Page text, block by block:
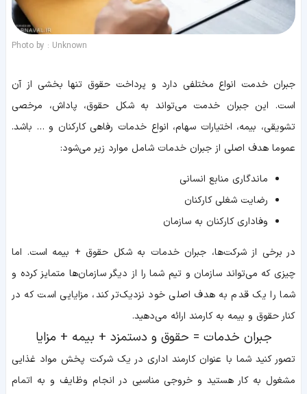
Photo by : Unknown
جبران خدمت انواع مختلفی دارد و پرداخت حقوق تنها بخشی از آن
است. این جبران خدمت می‌تواند به شکل حقوق، پاداش، مرخصی
تشویقی، بیمه، اختیارات سهام، انواع خدمات رفاهی کارکنان و … باشد.
عموما هدف اصلی از جبران خدمات شامل موارد زیر می‌شود:
ماندگاری منابع انسانی
رضایت شغلی کارکنان
وفاداری کارکنان به سازمان
در برخی از شرکت‌ها، جبران خدمات به شکل حقوق + بیمه است. اما
چیزی که می‌تواند سازمان و تیم شما را از دیگر سازمان‌ها متمایز کرده و
شما را یک قدم به هدف اصلی خود نزدیک‌تر کند، مزایایی است که در
کنار حقوق و بیمه به کارمند ارائه می‌دهید.
جبران خدمات = حقوق و دستمزد + بیمه + مزایا
تصور کنید شما با عنوان کارمند اداری در یک شرکت پخش مواد غذایی
مشغول به کار هستید و خروجی مناسبی در انجام وظایف و به اتمام